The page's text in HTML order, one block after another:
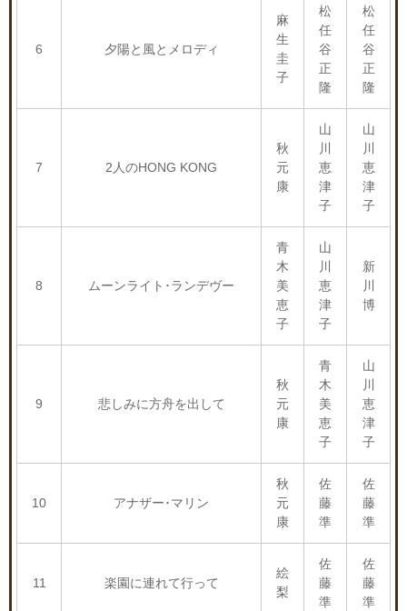
6 夕陽と風とメロディ
麻
生
圭
子
松
任
谷
正
隆
松
任
谷
正
隆
7 2人のHONG KONG
秋
元
康
山
川
恵
津
子
山
川
恵
津
子
8 ムーンライト･ランデヴー
青
木
美
恵
子
山
川
恵
津
子
新
川
博
9 悲しみに方舟を出して
秋
元
康
青
木
美
恵
子
山
川
恵
津
子
10 アナザー･マリン
秋
元
康
佐
藤
準
佐
藤
準
11 楽園に連れて行って
絵
梨
佐
藤
準
佐
藤
準